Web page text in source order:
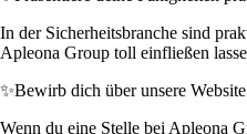
In der Sicherheitsbranche sind
Apleona Group toll einfließen
✨Bewirb dich über unsere Website
Wenn du eine Stelle bei Apleona